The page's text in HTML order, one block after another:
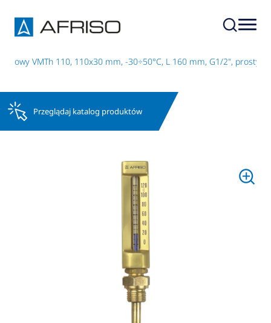
VMTh 110, 110x30 mm, -30÷50°C, L 160 mm, G1/2", prosty
Przeglądaj katalog produktów